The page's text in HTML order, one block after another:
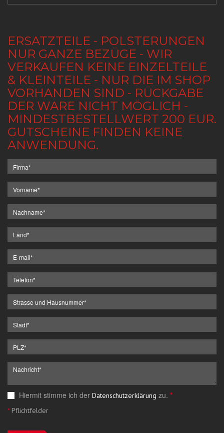
ERSATZTEILE - POLSTERUNGEN
NUR GANZE BEZÜGE - WIR
VERKAUFEN KEINE EINZELTEILE
& KLEINTEILE - NUR DIE IM SHOP
VORHANDEN SIND - RÜCKGABE
DER WARE NICHT MÖGLICH -
MINDESTBESTELLWERT 200 EUR.
GUTSCHEINE FINDEN KEINE
ANWENDUNG.
Hiermit stimme ich der Datenschutzerklärung zu. *
*Pflichtfelder